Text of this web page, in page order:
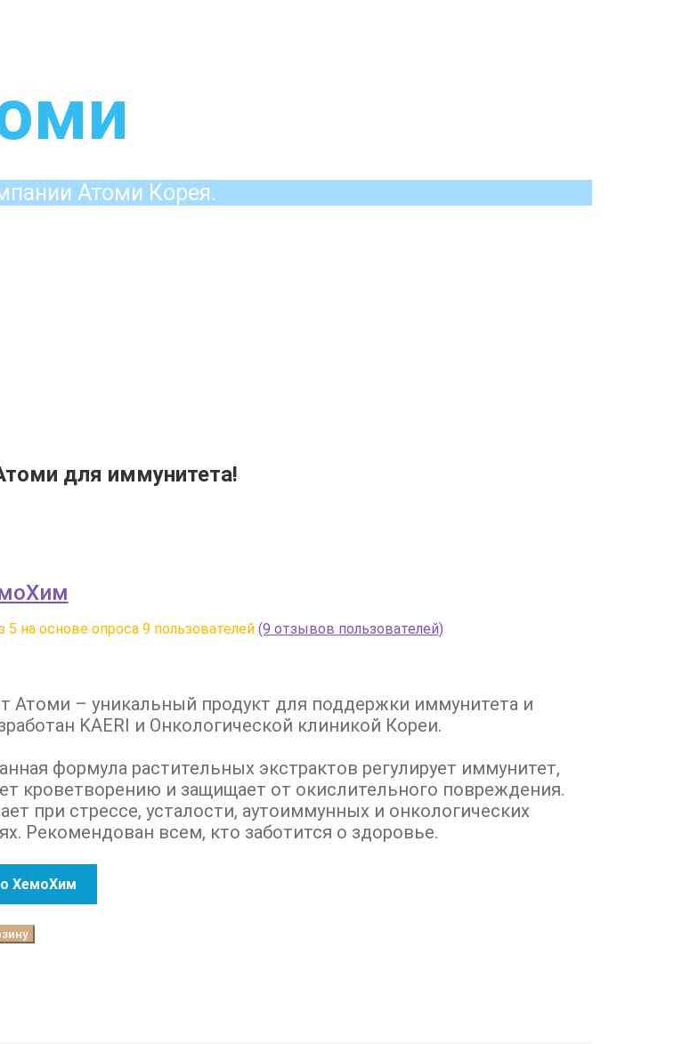
Атоми Корея.
для иммунитета!
5 на основе опроса 9пользователей (9 отзывов пользователей)
Атоми – уникальный продукт для поддержки иммунитета и
KAERI и Онкологической клиникой Кореи.
формула растительных экстрактов регулирует иммунитет,
кроветворению и защищает от окислительного повреждения.
при стрессе, усталости, аутоиммунных и онкологических
Рекомендован всем, кто заботится о здоровье.
ХемоХим